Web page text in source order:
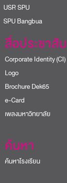
SPU
Bangbua
สื่อประชาสั
Corporate Identity (CI)
Logo
Brochure Dek65
e-Card
เพลงมหาวิทยาลัย
ค้นหา
ค้นหาโรงเรียน